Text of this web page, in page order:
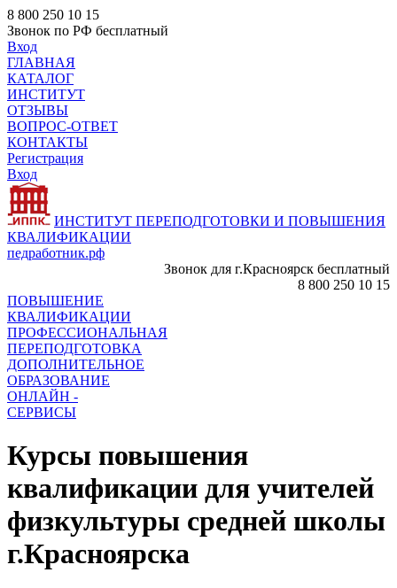
8 800 250 10 15
Звонок по РФ бесплатный
Вход
ГЛАВНАЯ
КАТАЛОГ
ИНСТИТУТ
ОТЗЫВЫ
ВОПРОС-ОТВЕТ
КОНТАКТЫ
Регистрация
Вход
ИНСТИТУТ ПЕРЕПОДГОТОВКИ И ПОВЫШЕНИЯ
КВАЛИФИКАЦИИ
педработник.рф
Звонок для г.Красноярск бесплатный
8 800 250 10 15
ПОВЫШЕНИЕ
КВАЛИФИКАЦИИ
ПРОФЕССИОНАЛЬНАЯ
ПЕРЕПОДГОТОВКА
ДОПОЛНИТЕЛЬНОЕ
ОБРАЗОВАНИЕ
ОНЛАЙН -
СЕРВИСЫ
Курсы повышения
квалификации для учителей
физкультуры средней школы
г.Красноярска